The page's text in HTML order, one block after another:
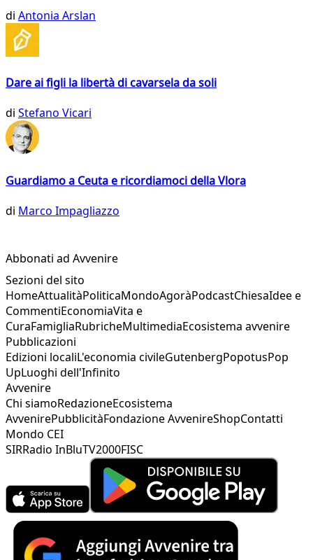
di Antonia Arslan
Dare ai figli la libertà di cavarsela da soli
di Stefano Vicari
Guardiamo a Ceuta e ricordiamoci della Vlora
di Marco Impagliazzo
Abbonati ad Avvenire
Sezioni del sito
HomeAttualitàPoliticaMondoAgoràPodcastChiesaIdee e
CommentiEconomiaVita e
CuraFamigliaRubricheMultimediaEcosistema avvenire
Pubblicazioni
Edizioni localiL'economia civileGutenbergPopotusPop
UpLuoghi dell'Infinito
Avvenire
Chi siamoRedazioneEcosistema
AvvenirePubblicitàFondazione AvvenireShopContatti
Mondo CEI
SIRRadio InBluTV2000FISC